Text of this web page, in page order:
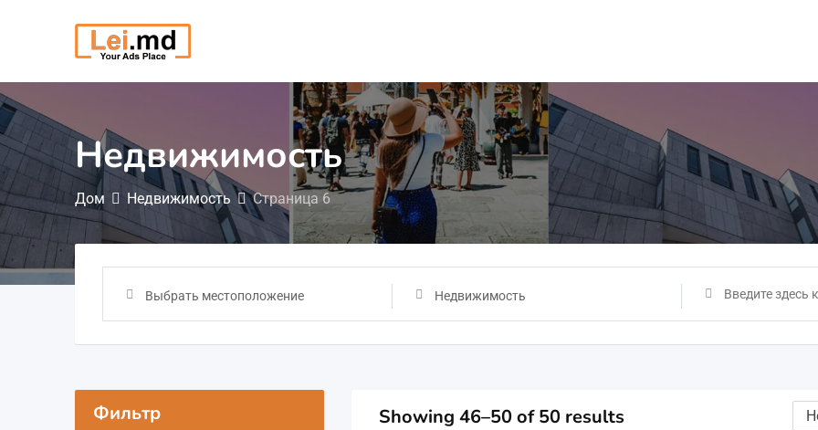
содержимому
Недвижимость
Дом Недвижимость Страница 6
Выбрать местоположение Недвижимость
Фильтр Showing 46–50 of 50 results